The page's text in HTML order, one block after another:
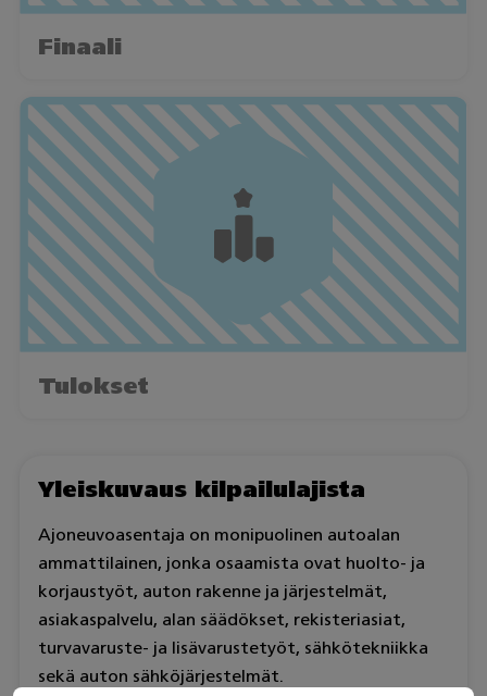
Finaali
Tulokset
Yleiskuvaus kilpailulajista
Ajoneuvoasentaja on monipuolinen autoalan
ammattilainen, jonka osaamista ovat huolto- ja
korjaustyöt, auton rakenne ja järjestelmät,
asiakaspalvelu, alan säädökset, rekisteriasiat,
turvavaruste- ja lisävarustetyöt, sähkötekniikka
sekä auton sähköjärjestelmät.